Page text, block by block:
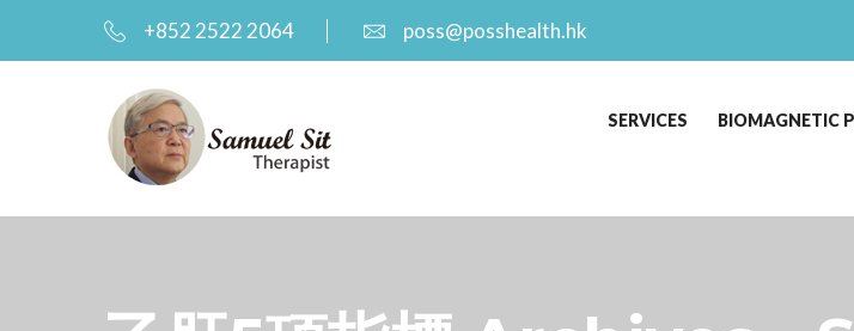
+852 2522 2064 poss@posshealth.hk
SERVICES BIOMAGNETIC